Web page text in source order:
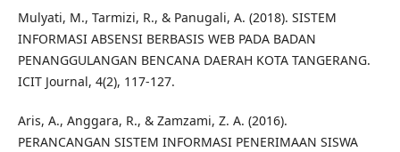
Mulyati, M., Tarmizi, R., & Panugali, A. (2018). SISTEM
INFORMASI ABSENSI BERBASIS WEB PADA BADAN
PENANGGULANGAN BENCANA DAERAH KOTA TANGERANG.
ICIT Journal, 4(2), 117-127.
Aris, A., Anggara, R., & Zamzami, Z. A. (2016).
PERANCANGAN SISTEM INFORMASI PENERIMAAN SISWA